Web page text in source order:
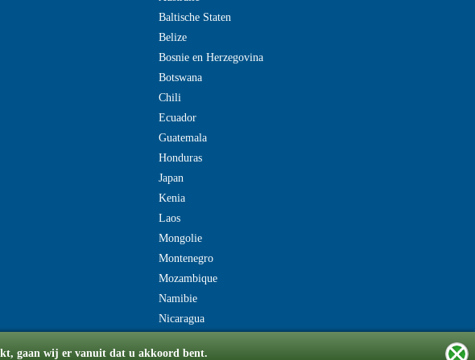
gaan wij er vanuit dat u akkoord bent.
Baltische Staten
Belize
Bosnie en Herzegovina
Botswana
Chili
Ecuador
Guatemala
Honduras
Japan
Kenia
Laos
Mongolie
Montenegro
Mozambique
Namibie
Nicaragua